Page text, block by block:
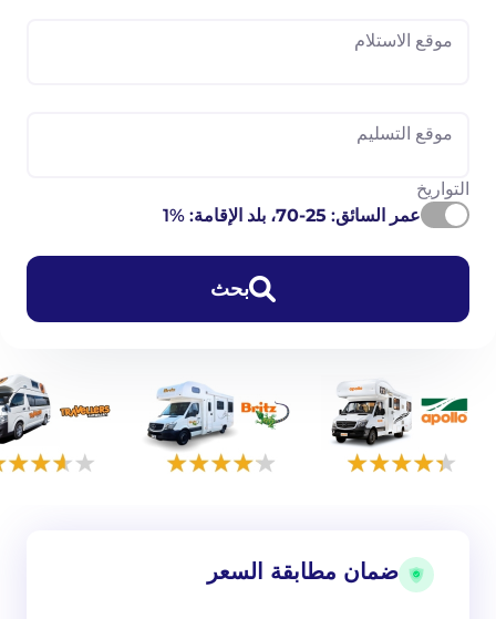
موقع الاستلام
موقع التسليم
التواريخ
عمر السائق: 25-70 ، بلد الإقامة: %1
بحث
ضمان مطابقة السعر